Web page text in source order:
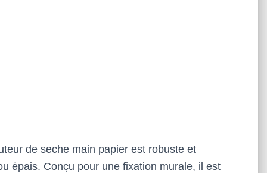
de seche main papier est robuste et
épais. Conçu pour une fixation murale, il est